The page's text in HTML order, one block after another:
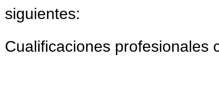
siguientes:
Cualificaciones profesionales